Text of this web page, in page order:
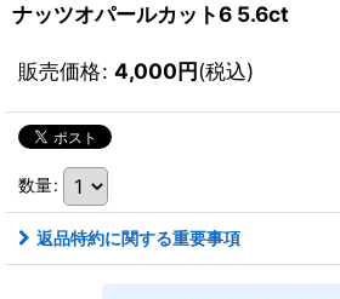
ナッツオパールカット6 5.6ct
販売価格: 4,000円(税込)
数量:
返品特約に関する重要事項